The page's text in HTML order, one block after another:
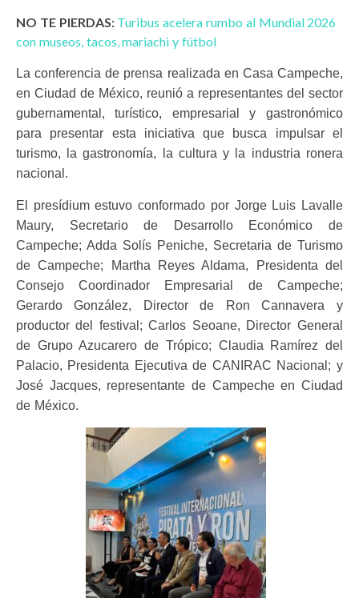
NO TE PIERDAS: Turibus acelera rumbo al Mundial 2026
con museos, tacos, mariachi y fútbol
La conferencia de prensa realizada en Casa Campeche,
en Ciudad de México, reunió a representantes del sector
gubernamental, turístico, empresarial y gastronómico
para presentar esta iniciativa que busca impulsar el
turismo, la gastronomía, la cultura y la industria ronera
nacional.
El presídium estuvo conformado por Jorge Luis Lavalle
Maury, Secretario de Desarrollo Económico de
Campeche; Adda Solís Peniche, Secretaria de Turismo
de Campeche; Martha Reyes Aldama, Presidenta del
Consejo Coordinador Empresarial de Campeche;
Gerardo González, Director de Ron Cannavera y
productor del festival; Carlos Seoane, Director General
de Grupo Azucarero de Trópico; Claudia Ramírez del
Palacio, Presidenta Ejecutiva de CANIRAC Nacional; y
José Jacques, representante de Campeche en Ciudad
de México.